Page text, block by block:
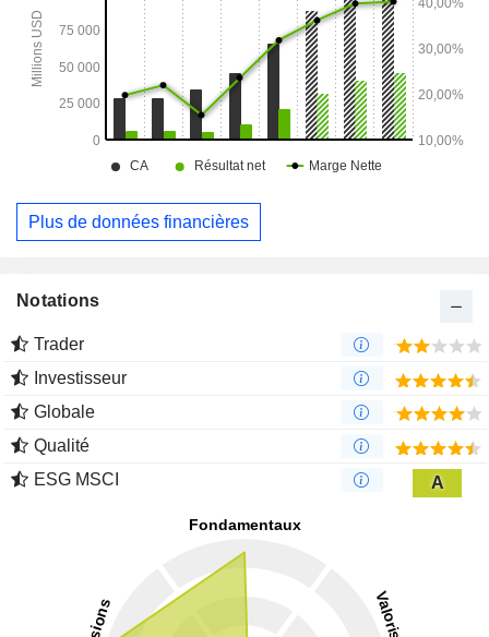
Plus de données financières
Notations
Trader
Investisseur
Globale
Qualité
ESG MSCI
A